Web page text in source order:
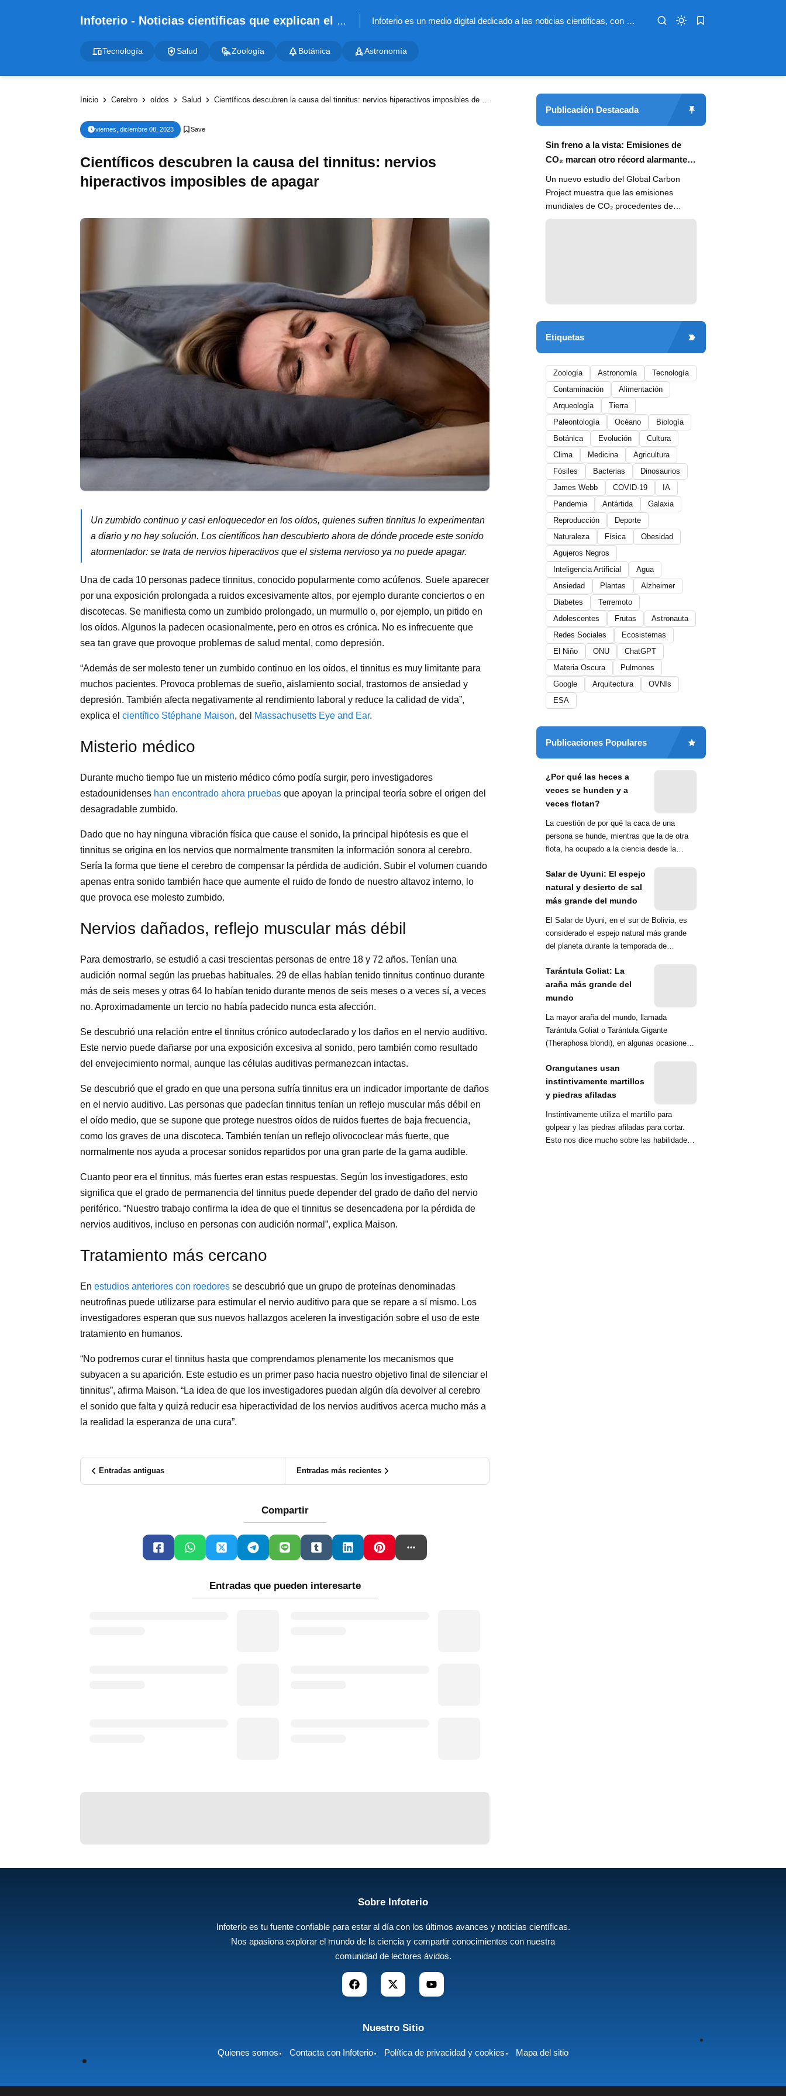
Infoterio - Noticias científicas que explican el mundo Infoterio es un medio digital dedicado a las noticias científicas, con artículos extensos y bien documentados sobre salud, medioambiente, tecnología, espacio, psicología, evolución y más. Nuestro objetivo es hacer accesible el conocimiento científico a lectores de habla hispana en todo el mundo, con información actualizada, fuentes confiables y explicaciones claras que conectan la ciencia con la vida cotidiana.
Tecnología Salud Zoología Botánica Astronomía
Inicio Cerebro oídos Salud Científicos descubren la causa del tinnitus: nervios hiperactivos imposibles de apagar
viernes, diciembre 08, 2023
Científicos descubren la causa del tinnitus: nervios
hiperactivos imposibles de apagar
Un zumbido continuo y casi enloquecedor en los oídos, quienes sufren tinnitus lo experimentan
a diario y no hay solución. Los científicos han descubierto ahora de dónde procede este sonido
atormentador: se trata de nervios hiperactivos que el sistema nervioso ya no puede apagar.
Una de cada 10 personas padece tinnitus, conocido popularmente como acúfenos. Suele aparecer
por una exposición prolongada a ruidos excesivamente altos, por ejemplo durante conciertos o en
discotecas. Se manifiesta como un zumbido prolongado, un murmullo o, por ejemplo, un pitido en
los oídos. Algunos la padecen ocasionalmente, pero en otros es crónica. No es infrecuente que
sea tan grave que provoque problemas de salud mental, como depresión.
“Además de ser molesto tener un zumbido continuo en los oídos, el tinnitus es muy limitante para
muchos pacientes. Provoca problemas de sueño, aislamiento social, trastornos de ansiedad y
depresión. También afecta negativamente al rendimiento laboral y reduce la calidad de vida”,
explica el científico Stéphane Maison, del Massachusetts Eye and Ear.
Misterio médico
Durante mucho tiempo fue un misterio médico cómo podía surgir, pero investigadores
estadounidenses han encontrado ahora pruebas que apoyan la principal teoría sobre el origen del
desagradable zumbido.
Dado que no hay ninguna vibración física que cause el sonido, la principal hipótesis es que el
tinnitus se origina en los nervios que normalmente transmiten la información sonora al cerebro.
Sería la forma que tiene el cerebro de compensar la pérdida de audición. Subir el volumen cuando
apenas entra sonido también hace que aumente el ruido de fondo de nuestro altavoz interno, lo
que provoca ese molesto zumbido.
Nervios dañados, reflejo muscular más débil
Para demostrarlo, se estudió a casi trescientas personas de entre 18 y 72 años. Tenían una
audición normal según las pruebas habituales. 29 de ellas habían tenido tinnitus continuo durante
más de seis meses y otras 64 lo habían tenido durante menos de seis meses o a veces sí, a veces
no. Aproximadamente un tercio no había padecido nunca esta afección.
Se descubrió una relación entre el tinnitus crónico autodeclarado y los daños en el nervio auditivo.
Este nervio puede dañarse por una exposición excesiva al sonido, pero también como resultado
del envejecimiento normal, aunque las células auditivas permanezcan intactas.
Se descubrió que el grado en que una persona sufría tinnitus era un indicador importante de daños
en el nervio auditivo. Las personas que padecían tinnitus tenían un reflejo muscular más débil en
el oído medio, que se supone que protege nuestros oídos de ruidos fuertes de baja frecuencia,
como los graves de una discoteca. También tenían un reflejo olivococlear más fuerte, que
normalmente nos ayuda a procesar sonidos repartidos por una gran parte de la gama audible.
Cuanto peor era el tinnitus, más fuertes eran estas respuestas. Según los investigadores, esto
significa que el grado de permanencia del tinnitus puede depender del grado de daño del nervio
periférico. “Nuestro trabajo confirma la idea de que el tinnitus se desencadena por la pérdida de
nervios auditivos, incluso en personas con audición normal”, explica Maison.
Tratamiento más cercano
En estudios anteriores con roedores se descubrió que un grupo de proteínas denominadas
neutrofinas puede utilizarse para estimular el nervio auditivo para que se repare a sí mismo. Los
investigadores esperan que sus nuevos hallazgos aceleren la investigación sobre el uso de este
tratamiento en humanos.
“No podremos curar el tinnitus hasta que comprendamos plenamente los mecanismos que
subyacen a su aparición. Este estudio es un primer paso hacia nuestro objetivo final de silenciar el
tinnitus”, afirma Maison. “La idea de que los investigadores puedan algún día devolver al cerebro
el sonido que falta y quizá reducir esa hiperactividad de los nervios auditivos acerca mucho más a
la realidad la esperanza de una cura”.
Entradas antiguas Entradas más recientes
Compartir
Entradas que pueden interesarte
Publicación Destacada
Sin freno a la vista: Emisiones de
CO₂ marcan otro récord alarmante
en 2024
Un nuevo estudio del Global Carbon
Project muestra que las emisiones
mundiales de CO₂ procedentes de
combustibles fósiles han alcanzado un
Etiquetas
Zoología Astronomía
Tecnología
Contaminación
Alimentación
Arqueología
Tierra
Paleontología
Océano
Biología
Botánica
Evolución
Cultura
Clima
Medicina
Agricultura
Fósiles
Bacterias
Dinosaurios
James Webb
COVID-19
IA
Pandemia
Antártida
Galaxia
Reproducción
Deporte
Naturaleza
Física
Obesidad
Agujeros Negros
Inteligencia Artificial
Agua
Ansiedad
Plantas
Alzheimer
Diabetes
Terremoto
Adolescentes
Frutas
Astronauta
Redes Sociales
Ecosistemas
El Niño
ONU
ChatGPT
Materia Oscura
Pulmones
Google
Arquitectura
OVNIs
ESA
Publicaciones Populares
¿Por qué las heces a
veces se hunden y a
veces flotan?
La cuestión de por qué la caca de una
persona se hunde, mientras que la de otra
flota, ha ocupado a la ciencia desde la
Salar de Uyuni: El espejo
natural y desierto de sal
más grande del mundo
El Salar de Uyuni, en el sur de Bolivia, es
considerado el espejo natural más grande
del planeta durante la temporada de
Tarántula Goliat: La
araña más grande del
mundo
La mayor araña del mundo, llamada
Tarántula Goliat o Tarántula Gigante
(Theraphosa blondi), en algunas ocasiones
Orangutanes usan
instintivamente martillos
y piedras afiladas
Instintivamente utiliza el martillo para
golpear y las piedras afiladas para cortar.
Esto nos dice mucho sobre las habilidades
Sobre Infoterio
Infoterio es tu fuente confiable para estar al día con los últimos avances y noticias científicas.
Nos apasiona explorar el mundo de la ciencia y compartir conocimientos con nuestra
comunidad de lectores ávidos.
Nuestro Sitio
Quienes somos Contacta con Infoterio Política de privacidad y cookies Mapa del sitio